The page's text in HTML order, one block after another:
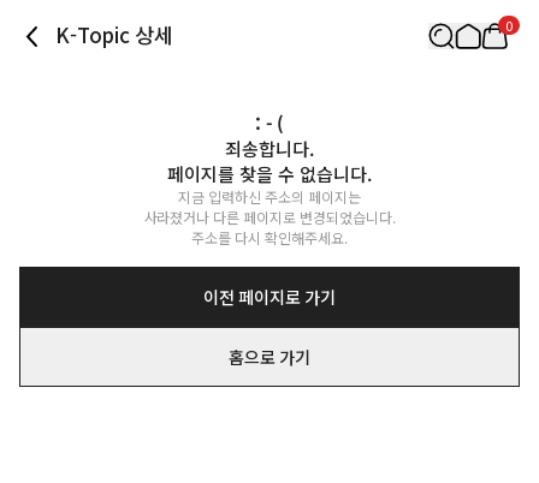
K-Topic 상세 0
: - (
죄송합니다.
페이지를 찾을 수 없습니다.
지금 입력하신 주소의 페이지는
사라졌거나 다른 페이지로 변경되었습니다.
주소를 다시 확인해주세요.
이전 페이지로 가기
홈으로 가기